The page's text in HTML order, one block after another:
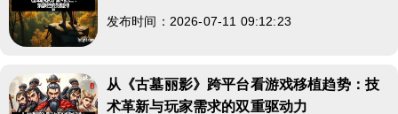
发布时间：2026-07-11 09:12:23
从《古墓丽影》跨平台看游戏移植趋势：技
术革新与玩家需求的双重驱动力